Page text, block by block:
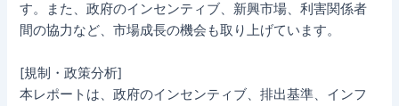
す。また、政府のインセンティブ、新興市場、利害関係者
間の協力など、市場成長の機会も取り上げています。
[規制・政策分析]
本レポートは、政府のインセンティブ、排出基準、インフ